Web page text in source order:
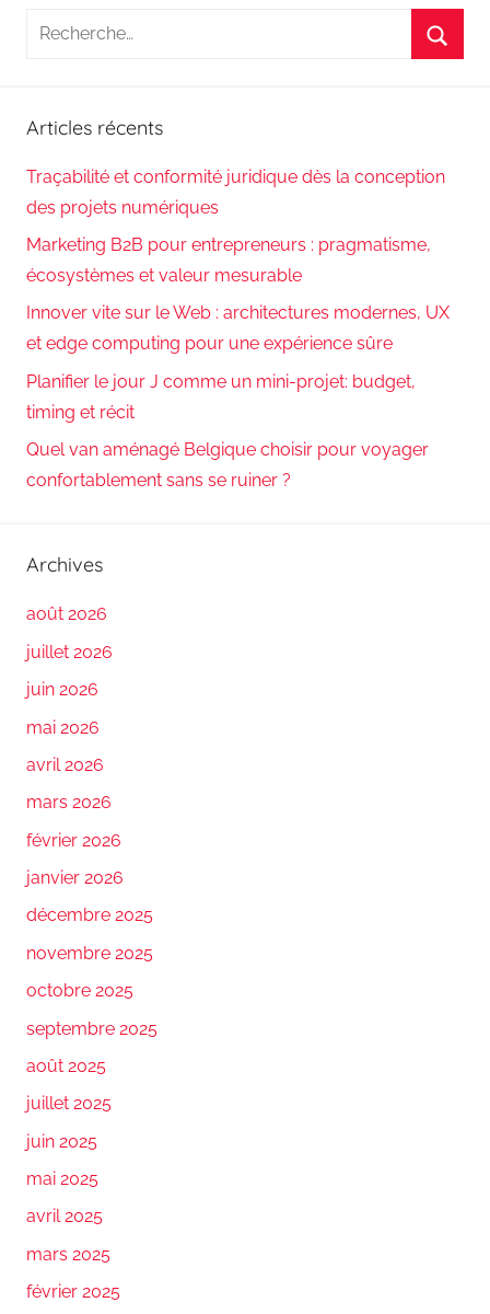
Recherche
Articles récents
Traçabilité et conformité juridique dès la conception
des projets numériques
Marketing B2B pour entrepreneurs : pragmatisme,
écosystèmes et valeur mesurable
Innover vite sur le Web : architectures modernes, UX
et edge computing pour une expérience sûre
Planifier le jour J comme un mini-projet: budget,
timing et récit
Quel van aménagé Belgique choisir pour voyager
confortablement sans se ruiner ?
Archives
août 2026
juillet 2026
juin 2026
mai 2026
avril 2026
mars 2026
février 2026
janvier 2026
décembre 2025
novembre 2025
octobre 2025
septembre 2025
août 2025
juillet 2025
juin 2025
mai 2025
avril 2025
mars 2025
février 2025